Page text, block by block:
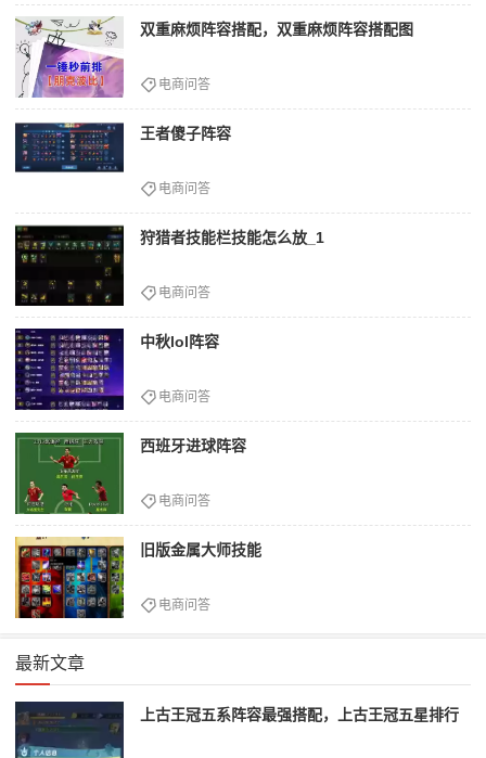
双重麻烦阵容搭配，双重麻烦阵容搭配图
电商问答
王者傻子阵容
电商问答
狩猎者技能栏技能怎么放_1
电商问答
中秋lol阵容
电商问答
西班牙进球阵容
电商问答
旧版金属大师技能
电商问答
最新文章
上古王冠五系阵容最强搭配，上古王冠五星排行